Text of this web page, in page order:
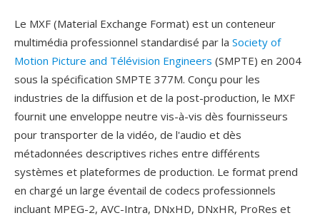
Le MXF (Material Exchange Format) est un conteneur
multimédia professionnel standardisé par la Society of
Motion Picture and Télévision Engineers (SMPTE) en 2004
sous la spécification SMPTE 377M. Conçu pour les
industries de la diffusion et de la post-production, le MXF
fournit une enveloppe neutre vis-à-vis dès fournisseurs
pour transporter de la vidéo, de l'audio et dès
métadonnées descriptives riches entre différents
systèmes et plateformes de production. Le format prend
en chargé un large éventail de codecs professionnels
incluant MPEG-2, AVC-Intra, DNxHD, DNxHR, ProRes et